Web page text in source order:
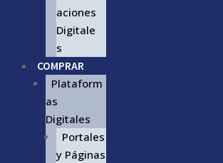
aciones
Digitale
s
COMPRAR
Plataform
as
Digitales
Portales
y Páginas